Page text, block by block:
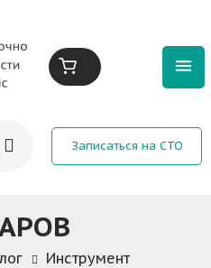
Записаться на СТО
Инструмент